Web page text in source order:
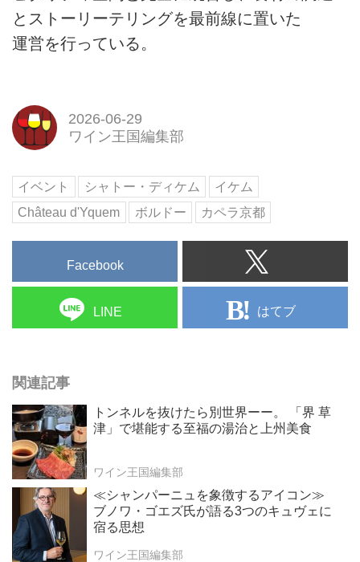
とストーリーテリングを最前線に置いた
運営を行っている。
2026-06-29
ワイン王国編集部
イベント シャトー・ディケム
イケム
Château d'Yquem
ボルドー カペラ京都
Facebook
LINE はてブ
関連記事
トンネルを抜けたら別世界ーー。 「界 草
津」で堪能する至福の湯治と上州美食
ワイン王国編集部
≪シャンパーニュを象徴するアイコン≫
ブノワ・ゴエズ氏が語る3つのキュヴェに
宿る思想
ワイン王国編集部